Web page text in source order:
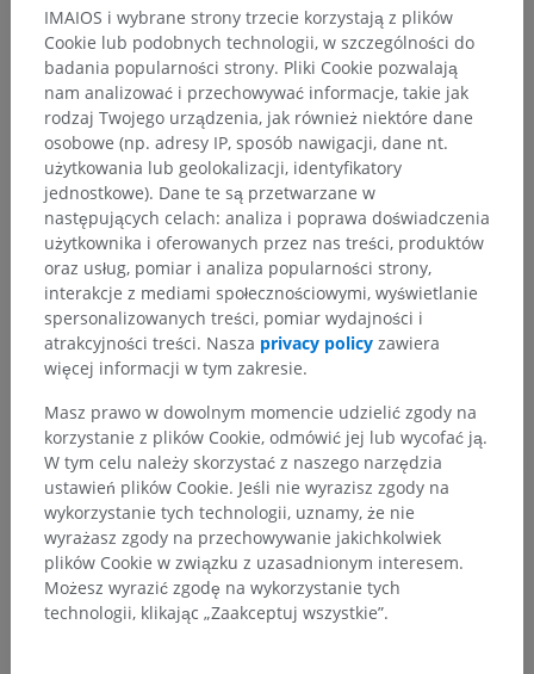
Hierarchia anatomiczna
Anatomia człowieka 1
Anatomia układu kostnego> Układ nerwowy >
Centralny system nerwowy> Rdzeń kręgowy
Substancja szara> Słup szary>
Słup przedni, Słup brzuszny>
Róg przedni, róg brzuszny > Blaszki rdzeniowe VII-IX
Powiązane struktury:Nie istnieją struktury powiązane
z tą częścią ciała
Tłumaczenia
Zauważyłeś błąd?
Zachęcamy do przesyłania sugestii poprawek,
tłumaczeń lub innych treści, które przełożą się na
IMAIOS i wybrane strony trzecie korzystają z plików
Cookie lub podobnych technologii, w szczególności do
badania popularności strony. Pliki Cookie pozwalają
nam analizować i przechowywać informacje, takie jak
rodzaj Twojego urządzenia, jak również niektóre dane
osobowe (np. adresy IP, sposób nawigacji, dane nt.
użytkowania lub geolokalizacji, identyfikatory
jednostkowe). Dane te są przetwarzane w
następujących celach: analiza i poprawa doświadczenia
użytkownika i oferowanych przez nas treści, produktów
oraz usług, pomiar i analiza popularności strony,
interakcje z mediami społecznościowymi, wyświetlanie
spersonalizowanych treści, pomiar wydajności i
atrakcyjności treści. Nasza privacy policy zawiera
więcej informacji w tym zakresie.
Masz prawo w dowolnym momencie udzielić zgody na
korzystanie z plików Cookie, odmówić jej lub wycofać ją.
W tym celu należy skorzystać z naszego narzędzia
ustawień plików Cookie. Jeśli nie wyrazisz zgody na
wykorzystanie tych technologii, uznamy, że nie
wyrażasz zgody na przechowywanie jakichkolwiek
plików Cookie w związku z uzasadnionym interesem.
Możesz wyrazić zgodę na wykorzystanie tych
technologii, klikając „Zaakceptuj wszystkie”.